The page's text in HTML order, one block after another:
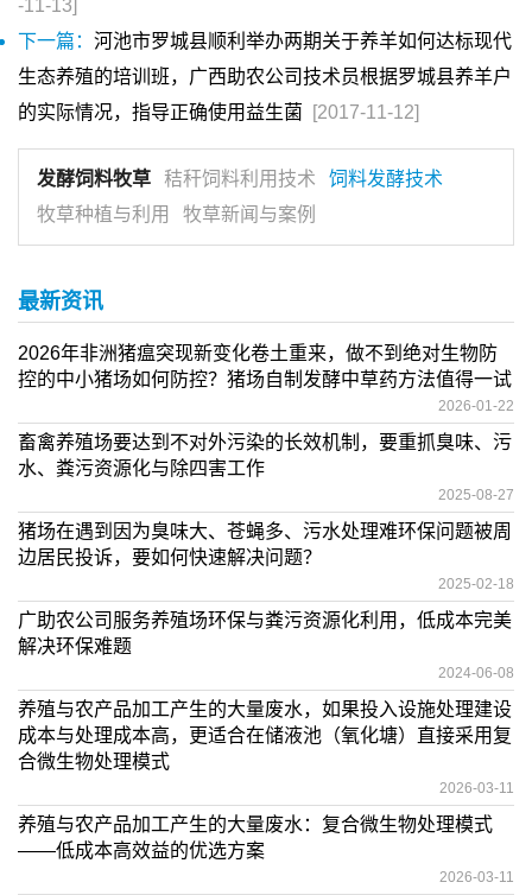
-11-13]
下一篇： 河池市罗城县顺利举办两期关于养羊如何达标现代
生态养殖的培训班，广西助农公司技术员根据罗城县养羊户
的实际情况，指导正确使用益生菌
[2017-11-12]
发酵饲料牧草 秸秆饲料利用技术
饲料发酵技术
牧草种植与利用
牧草新闻与案例
最新资讯
2026年非洲猪瘟突现新变化卷土重来，做不到绝对生物防
控的中小猪场如何防控？猪场自制发酵中草药方法值得一试
2026-01-22
畜禽养殖场要达到不对外污染的长效机制，要重抓臭味、污
水、粪污资源化与除四害工作
2025-08-27
猪场在遇到因为臭味大、苍蝇多、污水处理难环保问题被周
边居民投诉，要如何快速解决问题？
2025-02-18
广助农公司服务养殖场环保与粪污资源化利用，低成本完美
解决环保难题
2024-06-08
养殖与农产品加工产生的大量废水，如果投入设施处理建设
成本与处理成本高，更适合在储液池（氧化塘）直接采用复
合微生物处理模式
2026-03-11
养殖与农产品加工产生的大量废水：复合微生物处理模式
——低成本高效益的优选方案
2026-03-11